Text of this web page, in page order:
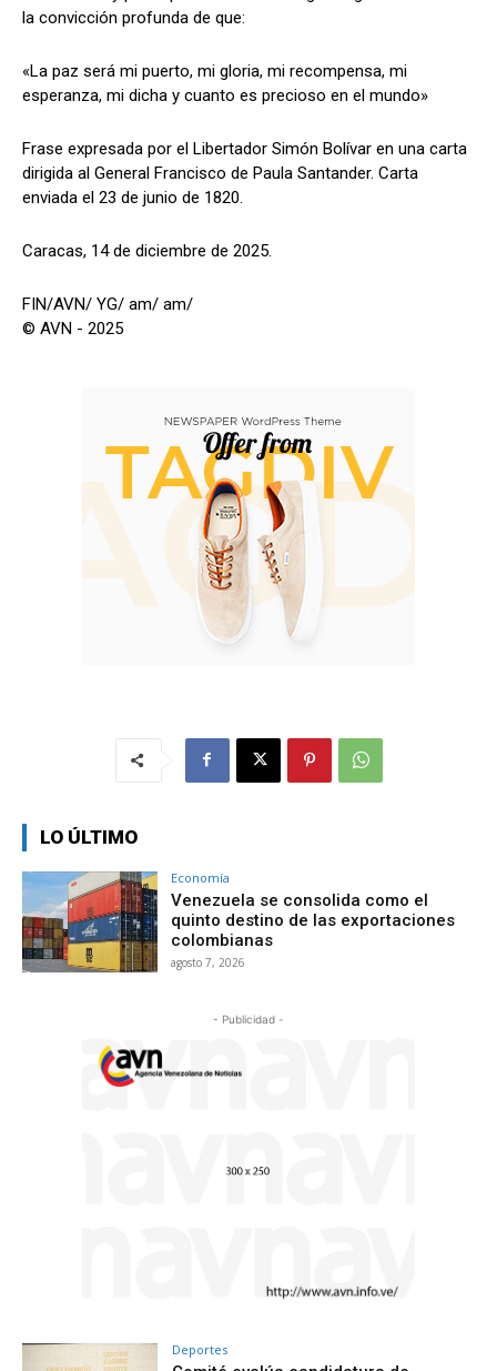
la convicción profunda de que:
«La paz será mi puerto, mi gloria, mi recompensa, mi
esperanza, mi dicha y cuanto es precioso en el mundo»
Frase expresada por el Libertador Simón Bolívar en una carta
dirigida al General Francisco de Paula Santander. Carta
enviada el 23 de junio de 1820.
Caracas, 14 de diciembre de 2025.
FIN/AVN/ YG/ am/ am/
© AVN - 2025
LO ÚLTIMO
Economía
Venezuela se consolida como el
quinto destino de las exportaciones
colombianas
agosto 7, 2026
- Publicidad -
Deportes